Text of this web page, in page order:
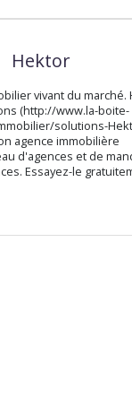
Hektor
vivant du marché.
(http://www.la-boite-
solutions-
agence immobilière
d'agences et de
Essayez-le